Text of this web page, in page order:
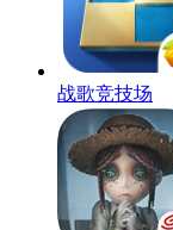
战歌竞技场